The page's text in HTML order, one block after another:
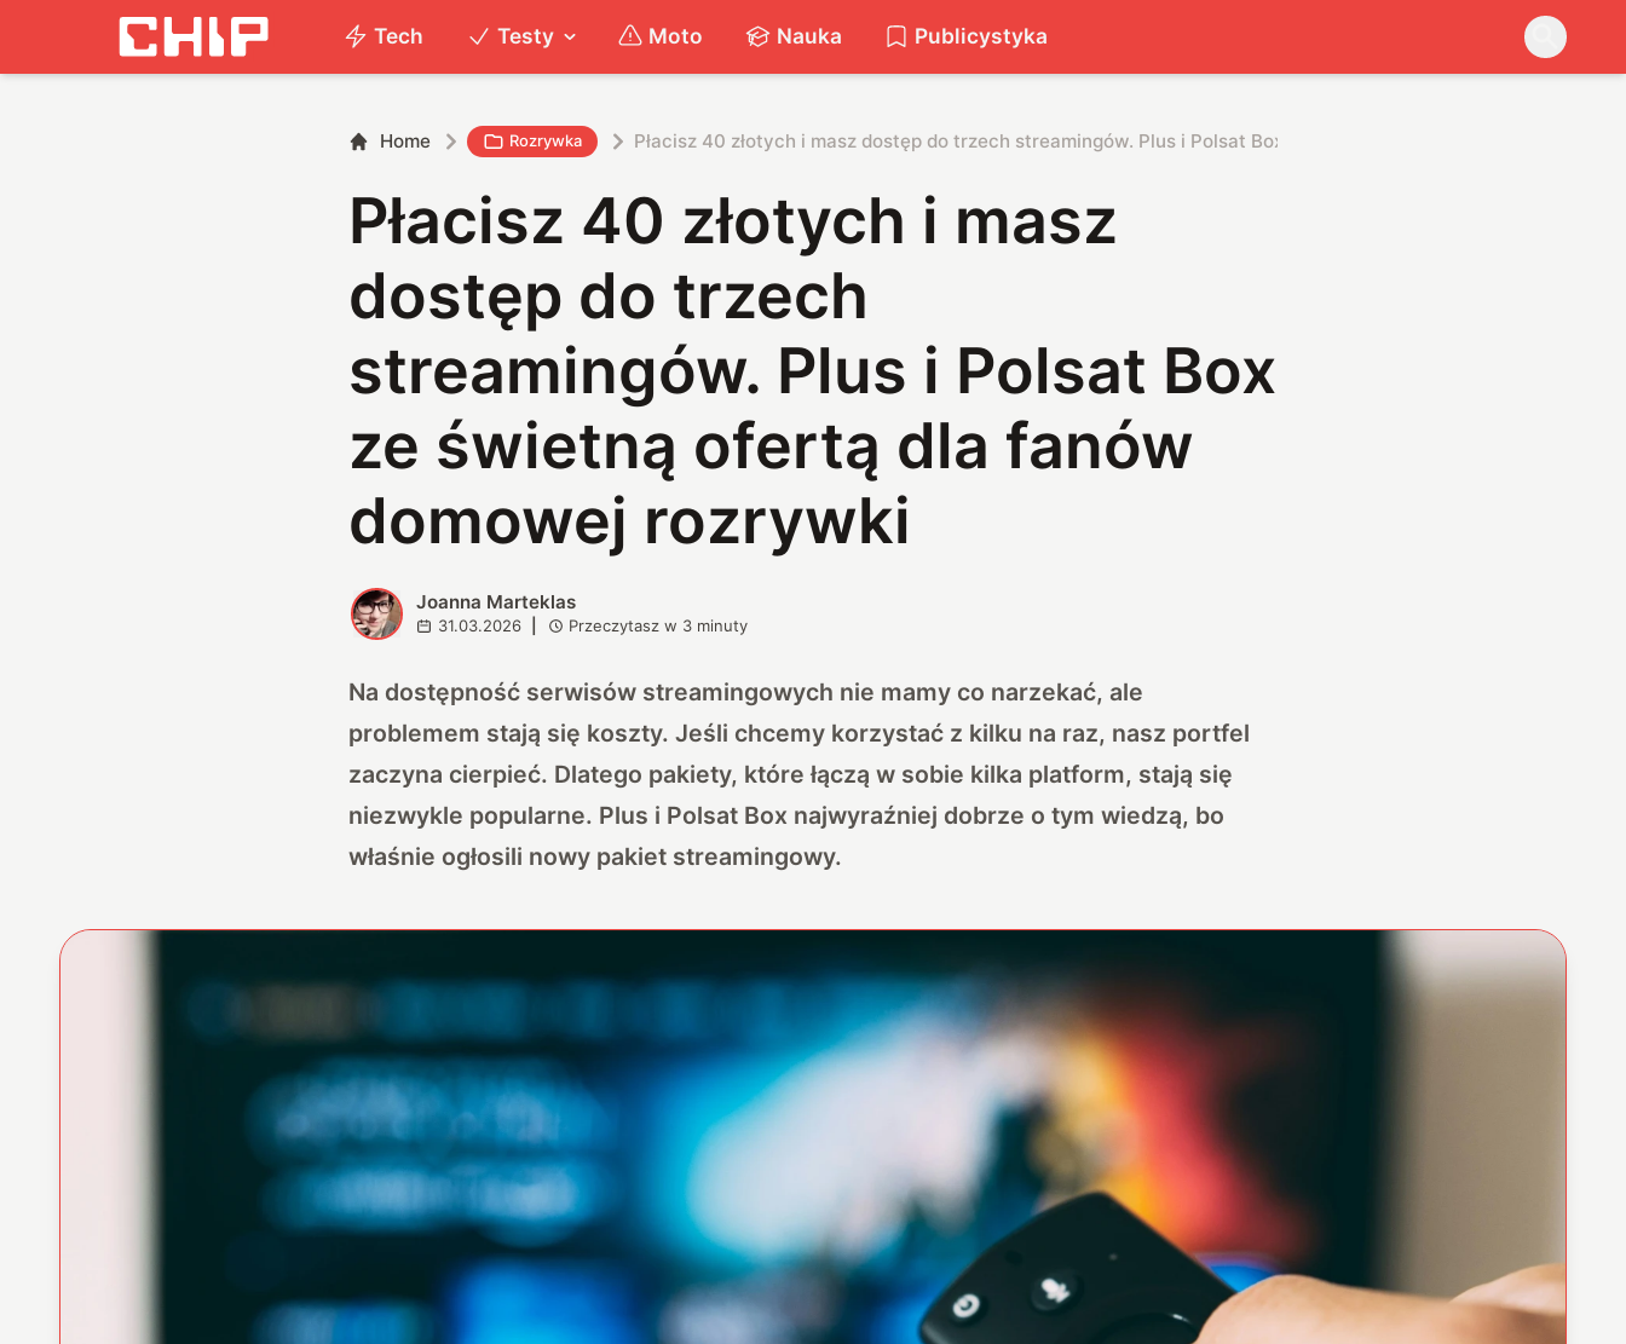
Tech Testy Moto Nauka Publicystyka
Home Rozrywka Płacisz 40 złotych i masz dostęp do trzech streamingów. Plus i Polsat Box ze świetną ofertą dla fanów
Płacisz 40 złotych i masz
dostęp do trzech
streamingów. Plus i Polsat Box
ze świetną ofertą dla fanów
domowej rozrywki
J Joanna Marteklas
31.03.2026 Przeczytasz w 3 minuty
Na dostępność serwisów streamingowych nie mamy co narzekać, ale
problemem stają się koszty. Jeśli chcemy korzystać z kilku na raz, nasz portfel
zaczyna cierpieć. Dlatego pakiety, które łączą w sobie kilka platform, stają się
niezwykle popularne. Plus i Polsat Box najwyraźniej dobrze o tym wiedzą, bo
właśnie ogłosili nowy pakiet streamingowy.